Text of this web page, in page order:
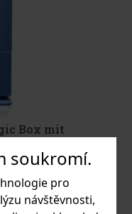
soukromí.
pro
návštěvnosti,
Box mit